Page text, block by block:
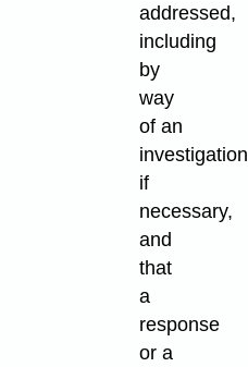
addressed,
including
by
way
of an
investigation
if
necessary,
and
that
a
response
or a